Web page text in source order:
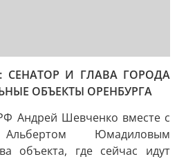
СЕНАТОР И ГЛАВА ГОРОДА
ОБЪЕКТЫ ОРЕНБУРГА
Андрей Шевченко вместе с
Юмадиловым
объекта, где сейчас идут